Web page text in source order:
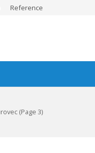
Reference
(Page 3)